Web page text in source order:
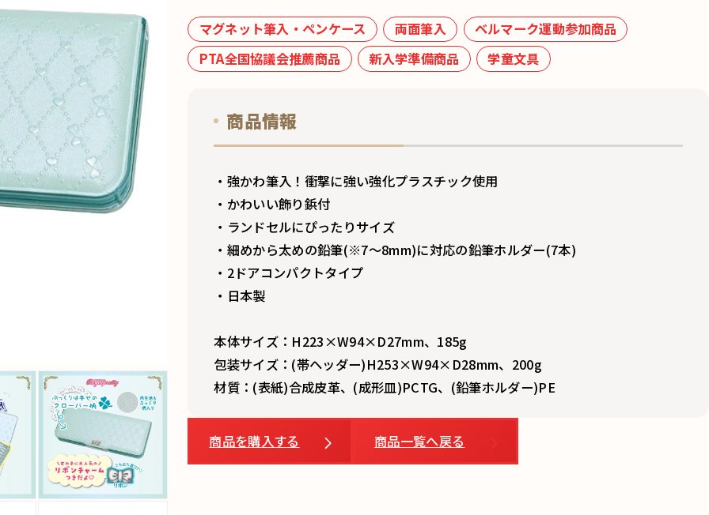
マグネット筆入・ペンケース 両面筆入
ベルマーク運動参加商品
PTA全国協議会推薦商品
新入学準備商品 学童文具
商品情報
・強かわ筆入！衝撃に強い強化プラスチック使用
・かわいい飾り鋲付
・ランドセルにぴったりサイズ
・細めから太めの鉛筆(※7～8mm)に対応の鉛筆ホルダー(7本)
・2ドアコンパクトタイプ
・日本製
本体サイズ：H223×W94×D27mm、185g
包装サイズ：(帯ヘッダー)H253×W94×D28mm、200g
材質：(表紙)合成皮革、(成形皿)PCTG、(鉛筆ホルダー)PE
商品を購入する 商品一覧へ戻る